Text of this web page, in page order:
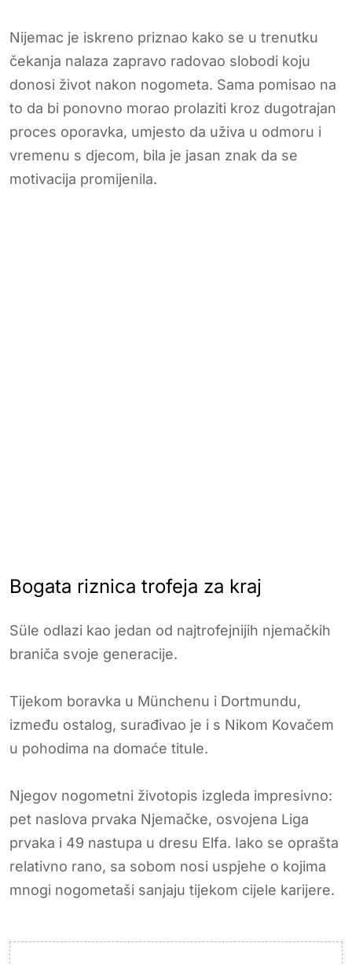
Nijemac je iskreno priznao kako se u trenutku
čekanja nalaza zapravo radovao slobodi koju
donosi život nakon nogometa. Sama pomisao na
to da bi ponovno morao prolaziti kroz dugotrajan
proces oporavka, umjesto da uživa u odmoru i
vremenu s djecom, bila je jasan znak da se
motivacija promijenila.
Bogata riznica trofeja za kraj
Süle odlazi kao jedan od najtrofejnijih njemačkih
braniča svoje generacije.
Tijekom boravka u Münchenu i Dortmundu,
između ostalog, surađivao je i s Nikom Kovačem
u pohodima na domaće titule.
Njegov nogometni životopis izgleda impresivno:
pet naslova prvaka Njemačke, osvojena Liga
prvaka i 49 nastupa u dresu Elfa. Iako se oprašta
relativno rano, sa sobom nosi uspjehe o kojima
mnogi nogometaši sanjaju tijekom cijele karijere.